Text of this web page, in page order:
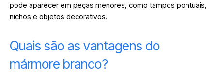
pode aparecer em peças menores, como tampos pontuais,
nichos e objetos decorativos.
Quais são as vantagens do
mármore branco?